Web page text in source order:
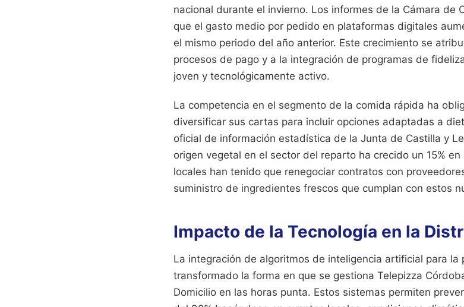
nacional durante el invierno. Los informes de la Cámara de
que el gasto medio por pedido en plataformas digitales
el mismo periodo del año anterior. Este crecimiento se
procesos de pago y a la integración de programas de
joven y tecnológicamente activo.
La competencia en el segmento de la comida rápida ha
diversificar sus cartas para incluir opciones adaptadas a
oficial de información estadística de la Junta de Castilla y
origen vegetal en el sector del reparto ha crecido un 15%
locales han tenido que renegociar contratos con
suministro de ingredientes frescos que cumplan con estos
Impacto de la Tecnología en la
La integración de algoritmos de inteligencia artificial para la
transformado la forma en que se gestiona Telepizza
Domicilio en las horas punta. Estos sistemas permiten